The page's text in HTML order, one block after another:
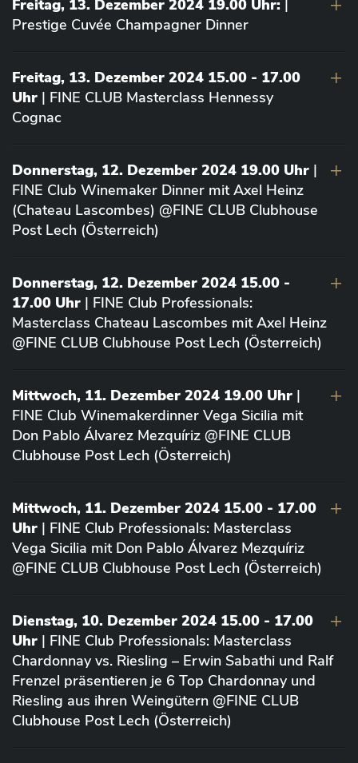
Freitag, 13. Dezember 2024 19.00 Uhr: |
Prestige Cuvée Champagner Dinner
Freitag, 13. Dezember 2024 15.00 - 17.00
Uhr | FINE CLUB Masterclass Hennessy
Cognac
Donnerstag, 12. Dezember 2024 19.00 Uhr |
FINE Club Winemaker Dinner mit Axel Heinz
(Chateau Lascombes) @FINE CLUB Clubhouse
Post Lech (Österreich)
Donnerstag, 12. Dezember 2024 15.00 -
17.00 Uhr | FINE Club Professionals:
Masterclass Chateau Lascombes mit Axel Heinz
@FINE CLUB Clubhouse Post Lech (Österreich)
Mittwoch, 11. Dezember 2024 19.00 Uhr |
FINE Club Winemakerdinner Vega Sicilia mit
Don Pablo Álvarez Mezquíriz @FINE CLUB
Clubhouse Post Lech (Österreich)
Mittwoch, 11. Dezember 2024 15.00 - 17.00
Uhr | FINE Club Professionals: Masterclass
Vega Sicilia mit Don Pablo Álvarez Mezquíriz
@FINE CLUB Clubhouse Post Lech (Österreich)
Dienstag, 10. Dezember 2024 15.00 - 17.00
Uhr | FINE Club Professionals: Masterclass
Chardonnay vs. Riesling – Erwin Sabathi und Ralf
Frenzel präsentieren je 6 Top Chardonnay und
Riesling aus ihren Weingütern @FINE CLUB
Clubhouse Post Lech (Österreich)